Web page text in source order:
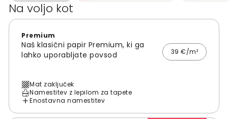
Na voljo kot
Premium
Naš klasični papir Premium, ki ga
lahko uporabljate povsod
39 €/m²
Mat zaključek
Namestitev z lepilom za tapete
Enostavna namestitev